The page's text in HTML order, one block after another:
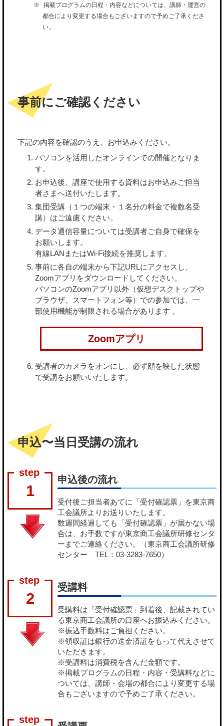
掲載プログラムの日程・内容などについては、講師・運営の
都合により変更する場合もございますので予めご了承くださ
い。
事前にご確認ください
下記の内容を確認のうえ、お申込みください。
パソコンを活用したオンラインでの開催となりま
す。
お申込後、講座で使用する資料はお申込みご担当
者さまへ送付いたします。
集団受講（１つの端末・１名分の料金で複数名受
講）はご遠慮ください。
データ通信容量については受講者ご自身で確保を
お願いします。
有線LANまたはWi-Fi接続を推奨します。
事前に各自の端末から下記URLにアクセスし、
Zoomアプリをダウンロードしてください。
パソコンのZoomアプリ以外（仮想デスクトップや
ブラウザ、スマートフォン等）での参加では、一
部使用機能が制限される場合があります 。
Zoomアプリ
受講者のカメラをオンにし、必ず顔を映した状態
で受講をお願いいたします。
申込〜当日受講の流れ
1
申込後の流れ
受付後ご担当者あてに「受付確認票」を東京商
工会議所よりお送りいたします。
数週間経過しても「受付確認票」が届かない場
合は、お手数ですが東京商工会議所研修センタ
ーまでご連絡ください。（東京商工会議所研修
センター TEL：03-3283-7650）
2
受講料
受講料は「受付確認票」到着後、記載されてい
る東京商工会議所の口座へお振込みください。
※振込手数料はご負担ください。
※領収証は銀行の送金済証をもって代えさせて
いただきます。
※受講料は消費税を含んだ金額です。
※掲載プログラムの日程・内容・受講料などに
ついては、講師・会場の都合により変更する場
合もございますので予めご了承ください。